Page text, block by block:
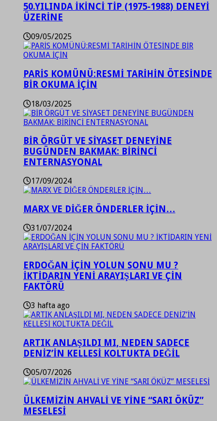
50.YILINDA İKİNCİ TİP (1975-1988) DENEYİ
ÜZERİNE
09/05/2025
PARİS KOMÜNÜ:RESMİ TARİHİN ÖTESİNDE
BİR OKUMA İÇİN
18/03/2025
BİR ÖRGÜT VE SİYASET DENEYİNE
BUGÜNDEN BAKMAK: BİRİNCİ
ENTERNASYONAL
17/09/2024
MARX VE DİĞER ÖNDERLER İÇİN…
31/07/2024
ERDOĞAN İÇİN YOLUN SONU MU ?
İKTİDARIN YENİ ARAYIŞLARI VE ÇİN
FAKTÖRÜ
3 hafta ago
ARTIK ANLAŞILDI MI, NEDEN SADECE
DENİZ’İN KELLESİ KOLTUKTA DEĞİL
05/07/2026
ÜLKEMİZİN AHVALİ VE YİNE “SARI ÖKÜZ”
MESELESİ